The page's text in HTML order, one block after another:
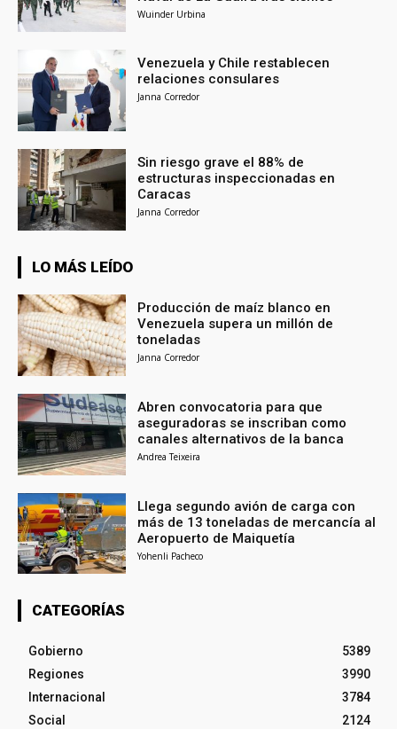
Wuinder Urbina
Venezuela y Chile restablecen
relaciones consulares
Janna Corredor
Sin riesgo grave el 88% de
estructuras inspeccionadas en
Caracas
Janna Corredor
LO MÁS LEÍDO
Producción de maíz blanco en
Venezuela supera un millón de
toneladas
Janna Corredor
Abren convocatoria para que
aseguradoras se inscriban como
canales alternativos de la banca
Andrea Teixeira
Llega segundo avión de carga con
más de 13 toneladas de mercancía al
Aeropuerto de Maiquetía
Yohenli Pacheco
CATEGORÍAS
Gobierno
5389
Regiones
3990
Internacional
3784
Social
2124